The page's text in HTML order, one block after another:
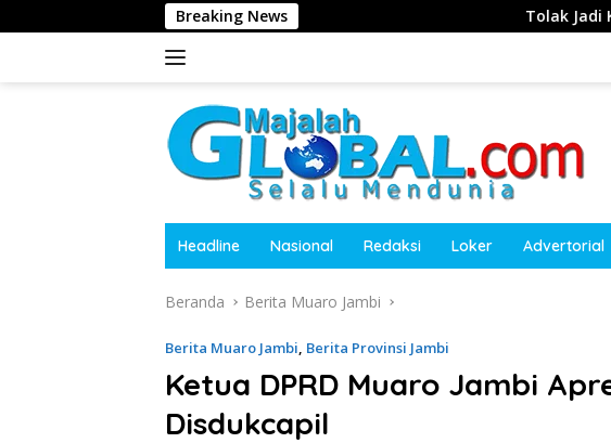
ke
Breaking News Tolak Jadi Komisaris BUMN Gaji
Headline Nasional Redaksi Loker Advertorial
Beranda Berita Muaro Jambi
Berita Muaro Jambi, Berita Provinsi Jambi
Ketua DPRD Muaro Jambi
Disdukcapil